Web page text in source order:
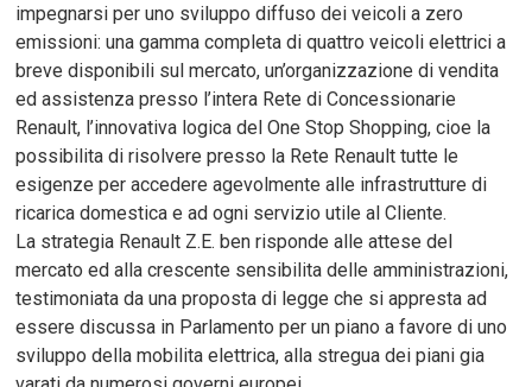
impegnarsi per uno sviluppo diffuso dei veicoli a zero
emissioni: una gamma completa di quattro veicoli elettrici a
breve disponibili sul mercato, un’organizzazione di vendita
ed assistenza presso l’intera Rete di Concessionarie
Renault, l’innovativa logica del One Stop Shopping, cioe la
possibilita di risolvere presso la Rete Renault tutte le
esigenze per accedere agevolmente alle infrastrutture di
ricarica domestica e ad ogni servizio utile al Cliente.
La strategia Renault Z.E. ben risponde alle attese del
mercato ed alla crescente sensibilita delle amministrazioni,
testimoniata da una proposta di legge che si appresta ad
essere discussa in Parlamento per un piano a favore di uno
sviluppo della mobilita elettrica, alla stregua dei piani gia